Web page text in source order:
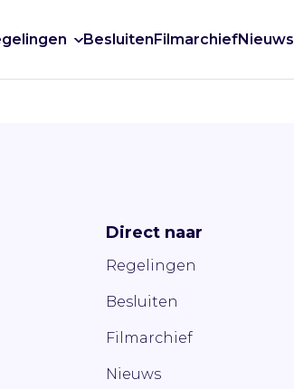
BesluitenFilmarchiefNieuws
Direct naar
Regelingen
Besluiten
Filmarchief
Nieuws